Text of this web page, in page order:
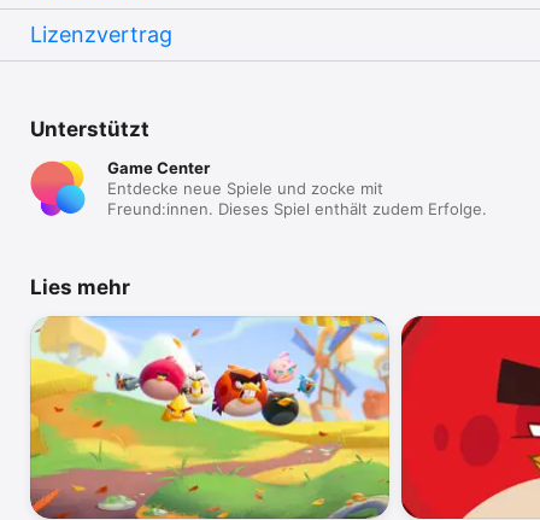
Lizenzvertrag
Unterstützt
Game Center
Entdecke neue Spiele und zocke mit
Freund:innen. Dieses Spiel enthält zudem Erfolge.
Lies mehr